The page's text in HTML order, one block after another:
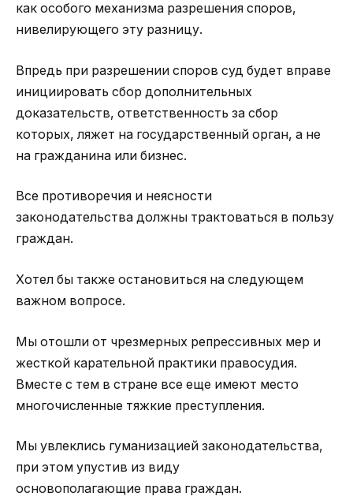
как особого механизма разрешения споров,
нивелирующего эту разницу.
Впредь при разрешении споров суд будет вправе
инициировать сбор дополнительных
доказательств, ответственность за сбор
которых, ляжет на государственный орган, а не
на гражданина или бизнес.
Все противоречия и неясности
законодательства должны трактоваться в пользу
граждан.
Хотел бы также остановиться на следующем
важном вопросе.
Мы отошли от чрезмерных репрессивных мер и
жесткой карательной практики правосудия.
Вместе с тем в стране все еще имеют место
многочисленные тяжкие преступления.
Мы увлеклись гуманизацией законодательства,
при этом упустив из виду
основополагающие права граждан.